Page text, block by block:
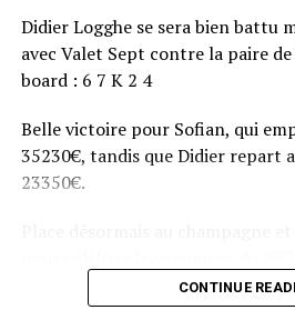
Didier Logghe se sera bien battu
avec Valet Sept contre la paire de
board : 6 7 K 2 4
Belle victoire pour Sofian, qui
35230€, tandis que Didier repart
23350€.
CONTINUE